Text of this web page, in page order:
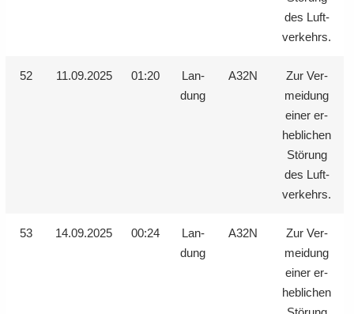
des Luft­
ver­kehrs.
52 11.09.2025 01:20
Lan­
dung
A32N
Zur Ver­
mei­dung
einer er­
heb­li­chen
Stö­rung
des Luft­
ver­kehrs.
53 14.09.2025 00:24
Lan­
dung
A32N
Zur Ver­
mei­dung
einer er­
heb­li­chen